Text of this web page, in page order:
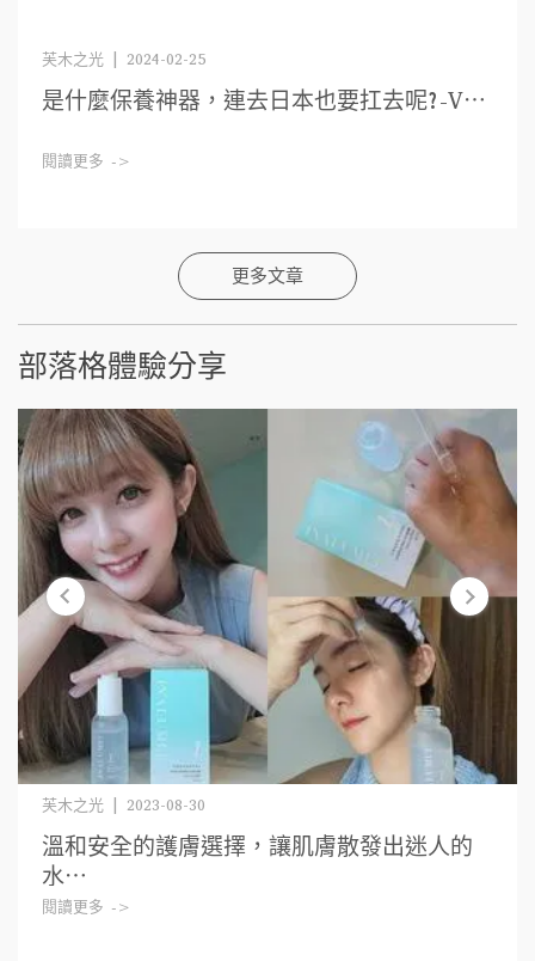
芙木之光 | 2024-02-25
是什麼保養神器，連去日本也要扛去呢?-V⋯
閱讀更多 ->
更多文章
部落格體驗分享
芙木之光 | 2023-08-30
溫和安全的護膚選擇，讓肌膚散發出迷人的
水⋯
閱讀更多 ->